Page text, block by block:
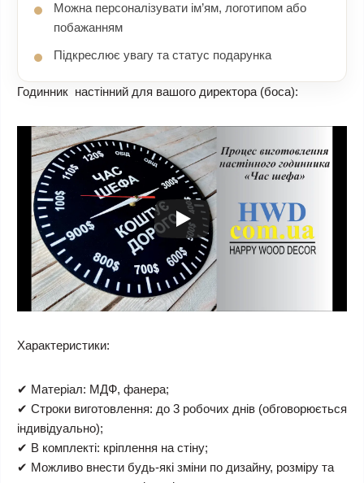
Можна персоналізувати ім’ям, логотипом або
побажанням
Підкреслює увагу та статус подарунка
Годинник настінний для вашого директора (боса):
Характеристики:
✔ Матеріал: МДФ, фанера;
✔ Строки виготовлення: до 3 робочих днів (обговорюється
індивідуально);
✔ В комплекті: кріплення на стіну;
✔ Можливо внести будь-які зміни по дизайну, розміру та